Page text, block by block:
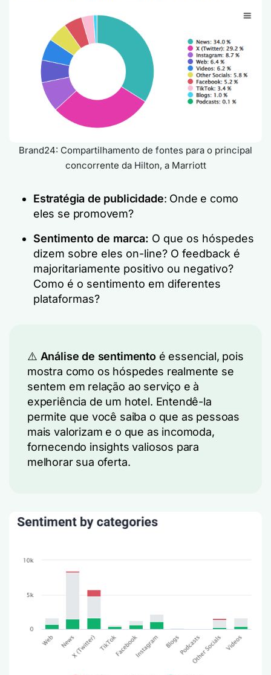
Brand24: Compartilhamento de fontes para o principal
concorrente da Hilton, a Marriott
Estratégia de publicidade: Onde e como
eles se promovem?
Sentimento de marca: O que os hóspedes
dizem sobre eles on-line? O feedback é
majoritariamente positivo ou negativo?
Como é o sentimento em diferentes
plataformas?
⚠️ Análise de sentimentoé essencial, pois
mostra como os hóspedes realmente se
sentem em relação ao serviço e à
experiência de um hotel. Entendê-la
permite que você saiba o que as pessoas
mais valorizam e o que as incomoda,
fornecendo insights valiosos para
melhorar sua oferta.